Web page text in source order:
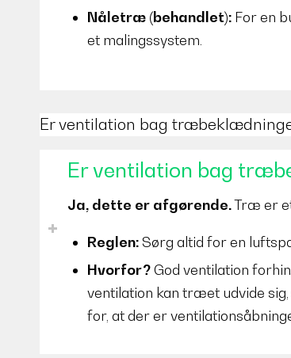
Nåletræ (behandlet): For en
et malingssystem.
Er ventilation bag
Er ventilation bag
Ja, dette er afgørende.Træ er
Reglen:Sørg altid for en
Hvorfor?God ventilation
ventilation kan træet udvide
for, at der er